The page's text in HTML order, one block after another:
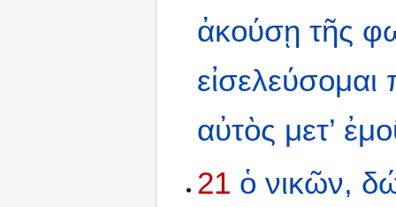
ἀκούσῃ τῆς
εἰσελεύσομαι
αὐτὸς μετ’
21 ὁ νικῶν,